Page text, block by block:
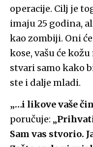
operacije. Cilj je
imaju 25 godina,
kao zombiji. Oni
kose, vašu će
stvari samo kako
ste i dalje mladi.
„…i likove vaše
poručuje: „
Sam vas stvorio.